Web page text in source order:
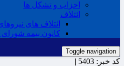
احزاب و تشکل ها
ائتلاف
ائتلاف های
کانون بیمه شورای
Toggle navigation
کد خبر: 5403 |